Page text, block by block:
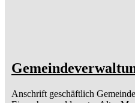
Anschrift geschäftlich